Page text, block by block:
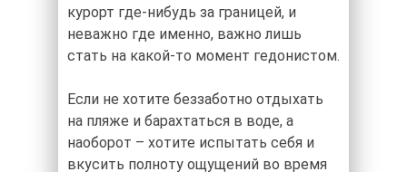
курорт где-нибудь за границей, и
неважно где именно, важно лишь
стать на какой-то момент гедонистом.
Если не хотите беззаботно отдыхать
на пляже и барахтаться в воде, а
наоборот – хотите испытать себя и
вкусить полноту ощущений во время